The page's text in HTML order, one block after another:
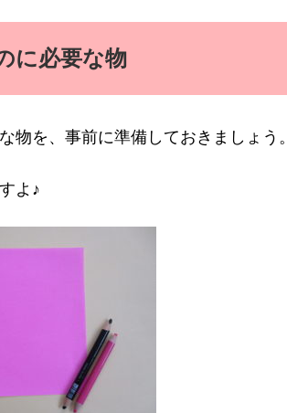
に必要な物
物を、事前に準備しておきましょう。
よ♪